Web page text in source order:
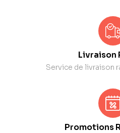
Livraison
Service de livraison
Promotions